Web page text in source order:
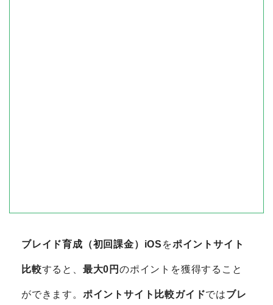
ブレイド育成（初回課金）iOS をポイントサイト
比較すると、 最大0円のポイントを獲得すること
ができます。 ポイントサイト比較ガイドではブレ